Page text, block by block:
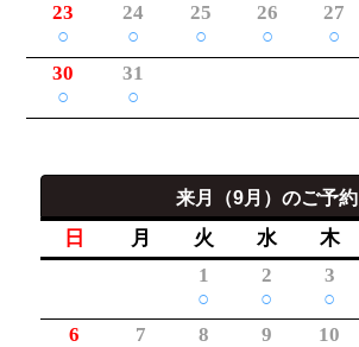
23
○
24
○
25
○
26
○
27
○
30
○
31
○
来月（9月）のご予約
日 月 火 水 木
1
○
2
○
3
○
6
7
8
9
10